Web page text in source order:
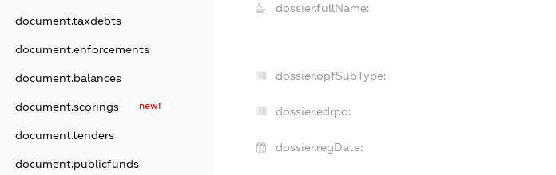
document.taxdebts
document.enforcements
document.balances
document.scorings new!
document.tenders
document.publicfunds
dossier.fullName:
dossier.opfSubType:
dossier.edrpo:
dossier.regDate: